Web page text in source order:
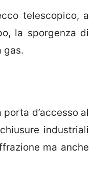
telescopico, a
la sporgenza di
gas.
d’accesso al
industriali
ma anche